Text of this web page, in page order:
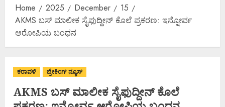
Home 2025 December
15
AKMS ಬಸ್ ಮಾಲೀಕ ಸೈಫುದ್ದೀನ್ ಕೊಲೆ ಪ್ರಕರಣ: ಇನ್ನೋರ್ವ
ಆರೋಪಿಯ ಬಂಧನ
ಕರಾವಳಿ ಬ್ರೇಕಿಂಗ್ ನ್ಯೂಸ್
AKMS ಬಸ್ ಮಾಲೀಕ ಸೈಫುದ್ದೀನ್ ಕೊಲೆ